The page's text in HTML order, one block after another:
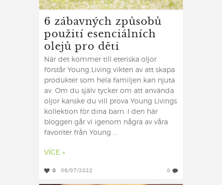
6 zábavných způsobů
použití esenciálních
olejů pro děti
När det kommer till eteriska oljor
förstår Young Living vikten av att skapa
produkter som hela familjen kan njuta
av. Om du själv tycker om att använda
oljor kanske du vill prova Young Livings
kollektion för dina barn. I den här
bloggen går vi igenom några av våra
favoriter från Young ...
VÍCE »
0 06/07/2022 0